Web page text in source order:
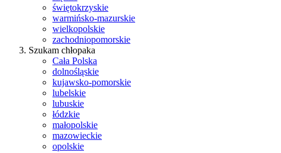
świętokrzyskie
warmińsko-mazurskie
wielkopolskie
zachodniopomorskie
Szukam chłopaka
Cała Polska
dolnośląskie
kujawsko-pomorskie
lubelskie
lubuskie
łódzkie
małopolskie
mazowieckie
opolskie